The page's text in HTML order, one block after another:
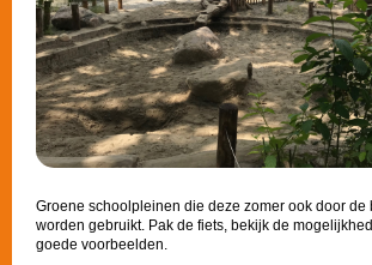
Groene schoolpleinen die deze zomer ook door de
worden gebruikt. Pak de fiets, bekijk de
goede voorbeelden.